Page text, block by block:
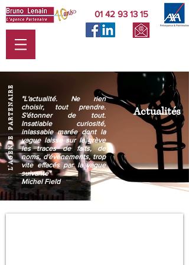
01 42 93 13 15
"L'actualité. Ne rien
choisir, tout prendre.
S'étonner de tout.
Insatiable curiosité,
inlassable marée dont la
vague laisse sur la grève
les traces de faits, de
noms, d'événements, trop
vite effacés par la vague
suivante"
Michel Field
L' A G E N C E P A R T E N A I R E Actualités